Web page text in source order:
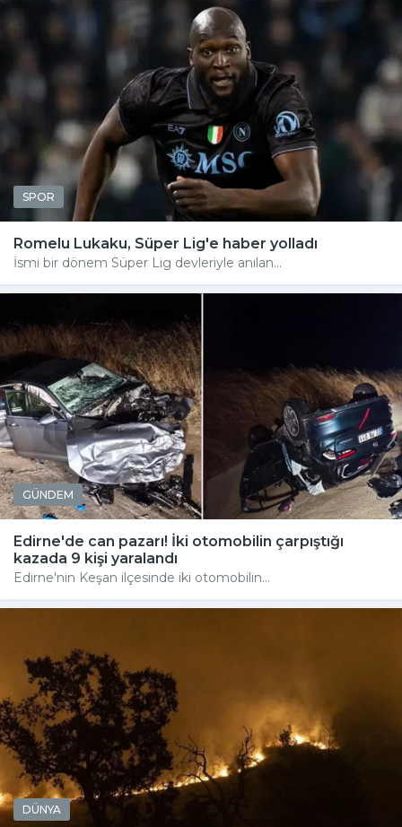
SPOR
Romelu Lukaku, Süper Lig'e haber yolladı
İsmi bir dönem Süper Lig devleriyle anılan...
GÜNDEM
Edirne'de can pazarı! İki otomobilin çarpıştığı
kazada 9 kişi yaralandı
Edirne'nin Keşan ilçesinde iki otomobilin...
DÜNYA